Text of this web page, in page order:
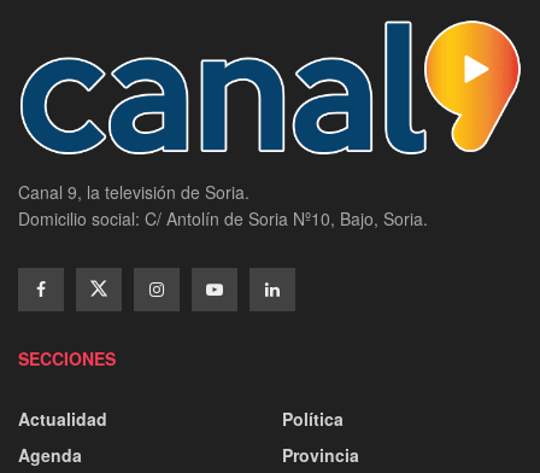
Canal 9, la televisión de Soria.
Domicilio social: C/ Antolín de Soria Nº10, Bajo, Soria.
SECCIONES
Actualidad
Agenda
Política
Provincia